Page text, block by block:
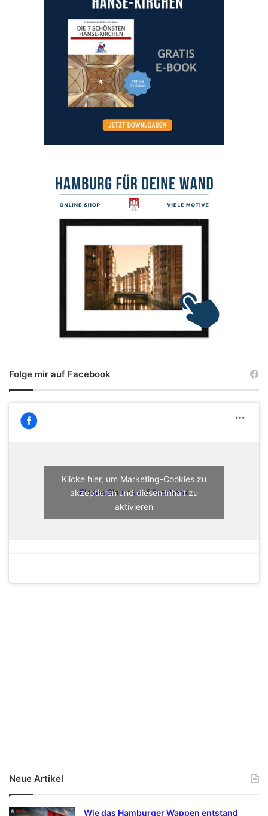
Folge mir auf Facebook
Finden Sie uns auf Facebook
Klicke hier, um Marketing-Cookies zu
akzeptieren und diesen Inhalt zu
aktivieren
Neue Artikel
Wie das Hamburger Wappen entstand